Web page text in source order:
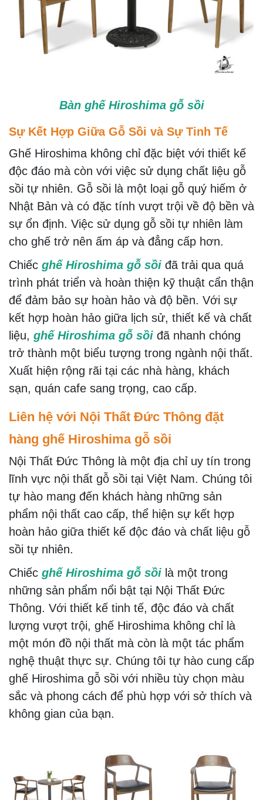
Bàn ghế Hiroshima gỗ sồi
Sự Kết Hợp Giữa Gỗ Sồi và Sự Tinh Tế
Ghế Hiroshima không chỉ đặc biệt với thiết kế
độc đáo mà còn với việc sử dụng chất liệu gỗ
sồi tự nhiên. Gỗ sồi là một loại gỗ quý hiếm ở
Nhật Bản và có đặc tính vượt trội về độ bền và
sự ổn định. Việc sử dụng gỗ sồi tự nhiên làm
cho ghế trở nên ấm áp và đẳng cấp hơn.
Chiếc ghế Hiroshima gỗ sồi đã trải qua quá
trình phát triển và hoàn thiện kỹ thuật cẩn thận
để đảm bảo sự hoàn hảo và độ bền. Với sự
kết hợp hoàn hảo giữa lịch sử, thiết kế và chất
liệu, ghế Hiroshima gỗ sồi đã nhanh chóng
trở thành một biểu tượng trong ngành nội thất.
Xuất hiện rộng rãi tại các nhà hàng, khách
sạn, quán cafe sang trọng, cao cấp.
Liên hệ với Nội Thất Đức Thông đặt
hàng ghế Hiroshima gỗ sồi
Nội Thất Đức Thông là một địa chỉ uy tín trong
lĩnh vực nội thất gỗ sồi tại Việt Nam. Chúng tôi
tự hào mang đến khách hàng những sản
phẩm nội thất cao cấp, thể hiện sự kết hợp
hoàn hảo giữa thiết kế độc đáo và chất liệu gỗ
sồi tự nhiên.
Chiếc ghế Hiroshima gỗ sồi là một trong
những sản phẩm nổi bật tại Nội Thất Đức
Thông. Với thiết kế tinh tế, độc đáo và chất
lượng vượt trội, ghế Hiroshima không chỉ là
một món đồ nội thất mà còn là một tác phẩm
nghệ thuật thực sự. Chúng tôi tự hào cung cấp
ghế Hiroshima gỗ sồi với nhiều tùy chọn màu
sắc và phong cách để phù hợp với sở thích và
không gian của bạn.